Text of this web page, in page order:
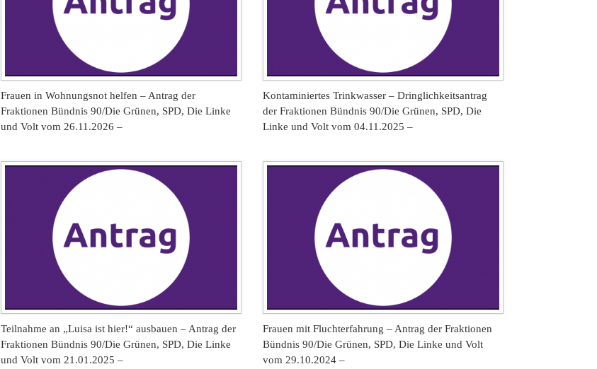
Frauen in Wohnungsnot helfen – Antrag der
Fraktionen Bündnis 90/Die Grünen, SPD, Die Linke
und Volt vom 26.11.2026 –
Kontaminiertes Trinkwasser – Dringlichkeitsantrag
der Fraktionen Bündnis 90/Die Grünen, SPD, Die
Linke und Volt vom 04.11.2025 –
Teilnahme an „Luisa ist hier!“ ausbauen – Antrag der
Fraktionen Bündnis 90/Die Grünen, SPD, Die Linke
und Volt vom 21.01.2025 –
Frauen mit Fluchterfahrung – Antrag der Fraktionen
Bündnis 90/Die Grünen, SPD, Die Linke und Volt
vom 29.10.2024 –